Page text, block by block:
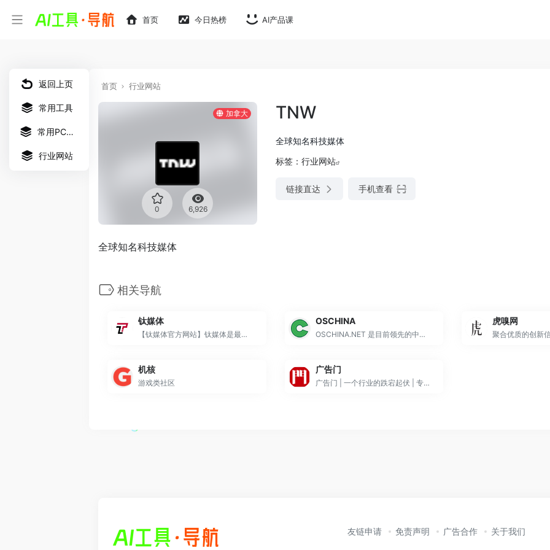
首页 今日热榜 AI产品课
返回上页
常用工具
常用PC软件
行业网站
首页 行业网站
加拿大
0 6,926
TNW
全球知名科技媒体
标签： 行业网站
链接直达 手机查看
全球知名科技媒体
相关导航
钛媒体
【钛媒体官方网站】钛媒体是最新最前沿全球科技财经资讯平台！极速全面、实时追踪、深入挖掘、独家报道。
OSCHINA
OSCHINA.NET 是目前领先的中文开源技术社区。我们传播开源的理念，推广开源项目，为 IT 开发者提供了一个发现、使用、并交流开源技术的平台
虎嗅网
机核
游戏类社区
广告门
广告门 | 一个行业的跌宕起伏 | 专注于创意广告公司设计 | 聚集行业顶尖广告策划文案制作人才 | 广告行业招聘应聘求职专业平台
友链申请 免责声明 广告合作 关于我们